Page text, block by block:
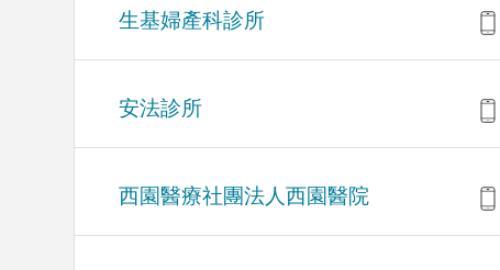
生基婦產科診所
安法診所
西園醫療社團法人西園醫院